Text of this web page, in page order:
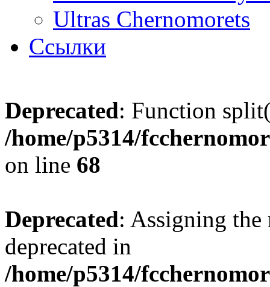
Ultras Chernomorets
Ссылки
Deprecated: Function
/home/p5314/
on line 68
Deprecated: Assigning the
deprecated in
/home/p5314/